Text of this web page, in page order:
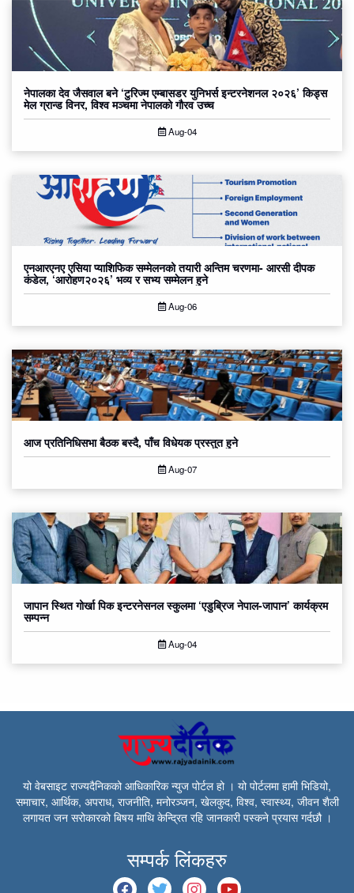
नेपालका देव जैसवाल बने ‘टुरिज्म एम्बासडर युनिभर्स इन्टरनेशनल २०२६’ किड्स
मेल ग्रान्ड विनर, विश्व मञ्चमा नेपालको गौरव उच्च
Aug-04
एनआरएनए एसिया प्याशिफिक सम्मेलनको तयारी अन्तिम चरणमा- आरसी दीपक
कंडेल, ‘आरोहण२०२६’ भव्य र सभ्य सम्मेलन हुने
Aug-06
आज प्रतिनिधिसभा बैठक बस्दै, पाँच विधेयक प्रस्तुत हुने
Aug-07
जापान स्थित गोर्खा पिक इन्टरनेसनल स्कुलमा ‘एडुब्रिज नेपाल-जापान’ कार्यक्रम
सम्पन्न
Aug-04
यो वेबसाइट राज्यदैनिकको आधिकारिक न्युज पोर्टल हो । यो पोर्टलमा हामी भिडियो,
समाचार, आर्थिक, अपराध, राजनीति, मनोरञ्जन, खेलकुद, विश्व, स्वास्थ्य, जीवन शैली
लगायत जन सरोकारको बिषय माथि केन्द्रित रहि जानकारी पस्कने प्रयास गर्दछौ ।
सम्पर्क लिंकहरु